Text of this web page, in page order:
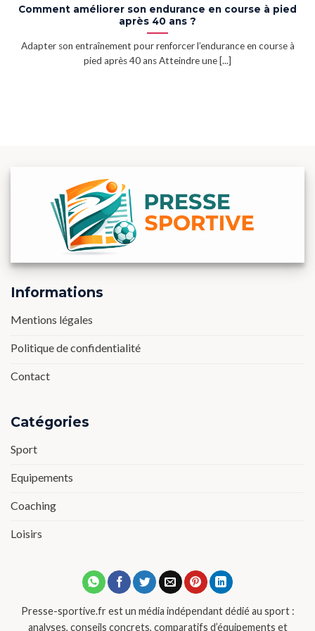
Comment améliorer son endurance en course à pied
après 40 ans ?
Adapter son entraînement pour renforcer l’endurance en course à
pied après 40 ans Atteindre une [...]
Informations
Mentions légales
Politique de confidentialité
Contact
Catégories
Sport
Equipements
Coaching
Loisirs
Presse-sportive.fr est un média indépendant dédié au sport :
analyses, conseils concrets, comparatifs d’équipements et